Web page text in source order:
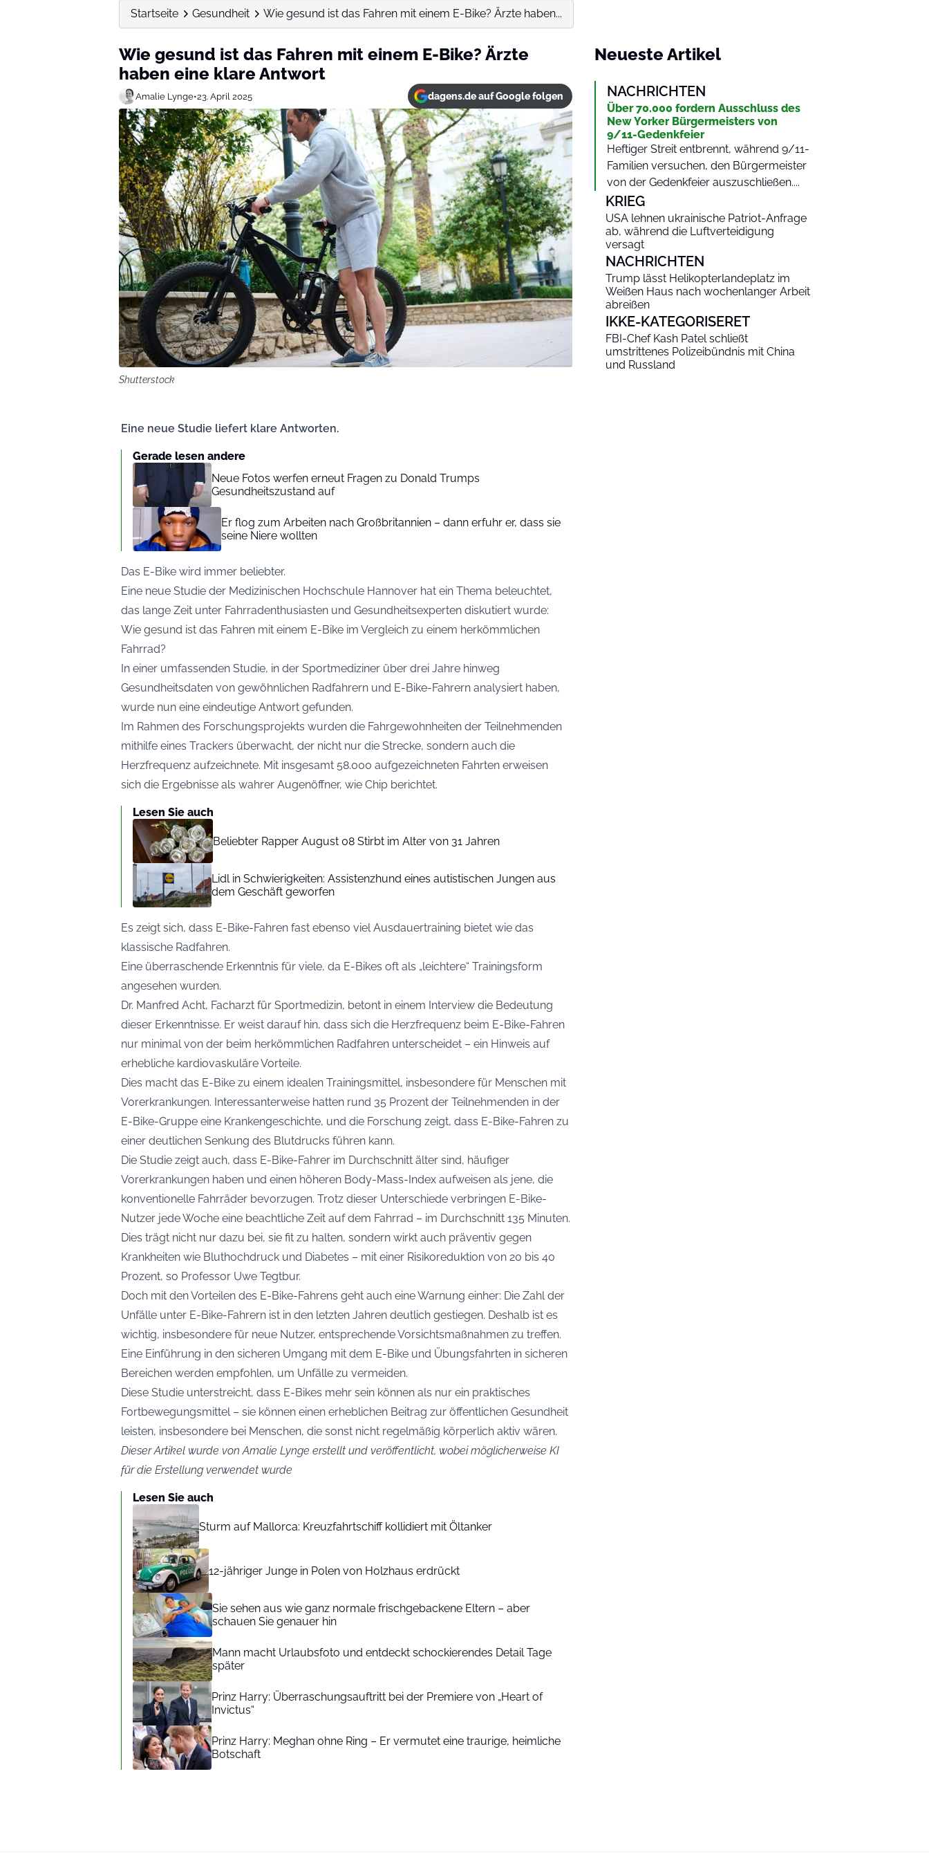
Startseite Gesundheit Wie gesund ist das Fahren mit einem E-Bike? Ärzte haben...
Wie gesund ist das Fahren mit einem E-Bike? Ärzte
haben eine klare Antwort
Amalie Lynge•23. April 2025 dagens.de auf Google folgen
Shutterstock
Eine neue Studie liefert klare Antworten.
Gerade lesen andere
Neue Fotos werfen erneut Fragen zu Donald Trumps
Gesundheitszustand auf
Er flog zum Arbeiten nach Großbritannien – dann erfuhr er, dass sie
seine Niere wollten
Das E-Bike wird immer beliebter.
Eine neue Studie der Medizinischen Hochschule Hannover hat ein Thema beleuchtet,
das lange Zeit unter Fahrradenthusiasten und Gesundheitsexperten diskutiert wurde:
Wie gesund ist das Fahren mit einem E-Bike im Vergleich zu einem herkömmlichen
Fahrrad?
In einer umfassenden Studie, in der Sportmediziner über drei Jahre hinweg
Gesundheitsdaten von gewöhnlichen Radfahrern und E-Bike-Fahrern analysiert haben,
wurde nun eine eindeutige Antwort gefunden.
Im Rahmen des Forschungsprojekts wurden die Fahrgewohnheiten der Teilnehmenden
mithilfe eines Trackers überwacht, der nicht nur die Strecke, sondern auch die
Herzfrequenz aufzeichnete. Mit insgesamt 58.000 aufgezeichneten Fahrten erweisen
sich die Ergebnisse als wahrer Augenöffner, wie Chip berichtet.
Lesen Sie auch
Beliebter Rapper August 08 Stirbt im Alter von 31 Jahren
Lidl in Schwierigkeiten: Assistenzhund eines autistischen Jungen aus
dem Geschäft geworfen
Es zeigt sich, dass E-Bike-Fahren fast ebenso viel Ausdauertraining bietet wie das
klassische Radfahren.
Eine überraschende Erkenntnis für viele, da E-Bikes oft als „leichtere“ Trainingsform
angesehen wurden.
Dr. Manfred Acht, Facharzt für Sportmedizin, betont in einem Interview die Bedeutung
dieser Erkenntnisse. Er weist darauf hin, dass sich die Herzfrequenz beim E-Bike-Fahren
nur minimal von der beim herkömmlichen Radfahren unterscheidet – ein Hinweis auf
erhebliche kardiovaskuläre Vorteile.
Dies macht das E-Bike zu einem idealen Trainingsmittel, insbesondere für Menschen mit
Vorerkrankungen. Interessanterweise hatten rund 35 Prozent der Teilnehmenden in der
E-Bike-Gruppe eine Krankengeschichte, und die Forschung zeigt, dass E-Bike-Fahren zu
einer deutlichen Senkung des Blutdrucks führen kann.
Die Studie zeigt auch, dass E-Bike-Fahrer im Durchschnitt älter sind, häufiger
Vorerkrankungen haben und einen höheren Body-Mass-Index aufweisen als jene, die
konventionelle Fahrräder bevorzugen. Trotz dieser Unterschiede verbringen E-Bike-
Nutzer jede Woche eine beachtliche Zeit auf dem Fahrrad – im Durchschnitt 135 Minuten.
Dies trägt nicht nur dazu bei, sie fit zu halten, sondern wirkt auch präventiv gegen
Krankheiten wie Bluthochdruck und Diabetes – mit einer Risikoreduktion von 20 bis 40
Prozent, so Professor Uwe Tegtbur.
Doch mit den Vorteilen des E-Bike-Fahrens geht auch eine Warnung einher: Die Zahl der
Unfälle unter E-Bike-Fahrern ist in den letzten Jahren deutlich gestiegen. Deshalb ist es
wichtig, insbesondere für neue Nutzer, entsprechende Vorsichtsmaßnahmen zu treffen.
Eine Einführung in den sicheren Umgang mit dem E-Bike und Übungsfahrten in sicheren
Bereichen werden empfohlen, um Unfälle zu vermeiden.
Diese Studie unterstreicht, dass E-Bikes mehr sein können als nur ein praktisches
Fortbewegungsmittel – sie können einen erheblichen Beitrag zur öffentlichen Gesundheit
leisten, insbesondere bei Menschen, die sonst nicht regelmäßig körperlich aktiv wären.
Dieser Artikel wurde von Amalie Lynge erstellt und veröffentlicht, wobei möglicherweise KI
für die Erstellung verwendet wurde
Lesen Sie auch
Sturm auf Mallorca: Kreuzfahrtschiff kollidiert mit Öltanker
12-jähriger Junge in Polen von Holzhaus erdrückt
Sie sehen aus wie ganz normale frischgebackene Eltern – aber
schauen Sie genauer hin
Mann macht Urlaubsfoto und entdeckt schockierendes Detail Tage
später
Prinz Harry: Überraschungsauftritt bei der Premiere von „Heart of
Invictus“
Prinz Harry: Meghan ohne Ring – Er vermutet eine traurige, heimliche
Botschaft
Neueste Artikel
NACHRICHTEN
Über 70.000 fordern Ausschluss des
New Yorker Bürgermeisters von
9/11-Gedenkfeier
Heftiger Streit entbrennt, während 9/11-
Familien versuchen, den Bürgermeister
von der Gedenkfeier auszuschließen....
KRIEG
USA lehnen ukrainische Patriot-Anfrage
ab, während die Luftverteidigung
versagt
NACHRICHTEN
Trump lässt Helikopterlandeplatz im
Weißen Haus nach wochenlanger Arbeit
abreißen
IKKE-KATEGORISERET
FBI-Chef Kash Patel schließt
umstrittenes Polizeibündnis mit China
und Russland